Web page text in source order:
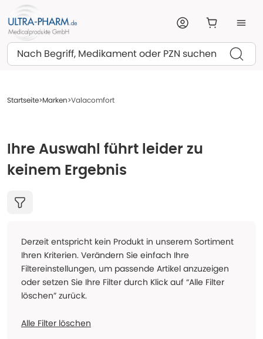
Suchen
Startseite Marken Valacomfort
Ihre Auswahl führt leider zu
keinem Ergebnis
Derzeit entspricht kein Produkt in unserem Sortiment
Ihren Kriterien. Verändern Sie einfach Ihre
Filtereinstellungen, um passende Artikel anzuzeigen
oder setzen Sie Ihre Filter durch Klick auf “Alle Filter
löschen” zurück.
Alle Filter löschen